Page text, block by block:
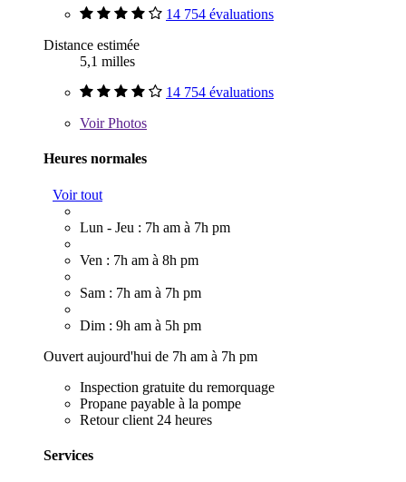
14 754 évaluations
Distance estimée
5,1 milles
14 754 évaluations
VoirPhotos
Heures normales
Voir tout
Lun - Jeu : 7h am à 7h pm
Ven : 7h am à 8h pm
Sam : 7h am à 7h pm
Dim : 9h am à 5h pm
Ouvert aujourd'hui de 7h am à 7h pm
Inspection gratuite du remorquage
Propane payable à la pompe
Retour client 24 heures
Services